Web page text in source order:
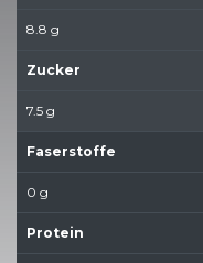
8.8 g
Zucker
7.5 g
Faserstoffe
0 g
Protein